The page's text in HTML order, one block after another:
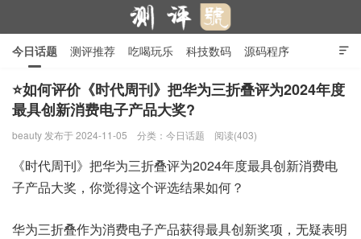
测评号

今日话题 测评推荐 吃喝玩乐 科技数码 源码程序
行业产品 在线投稿 隐私政策
⭐如何评价《时代周刊》把华为三折叠评为2024年度
最具创新消费电子产品大奖?
beauty 发布于 2024-11-05 分类： 今日话题 阅读(403)
《时代周刊》把华为三折叠评为2024年度最具创新消费电
子产品大奖，你觉得这个评选结果如何？
华为三折叠作为消费电子产品获得最具创新奖项，无疑表明